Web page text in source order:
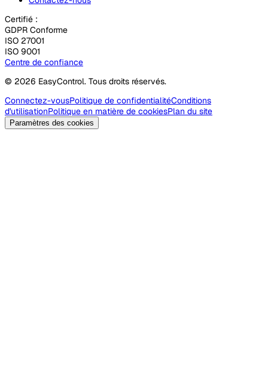
Certifié :
GDPR Conforme
ISO 27001
ISO 9001
Centre de confiance
© 2026 EasyControl. Tous droits réservés.
Connectez-vousPolitique de confidentialitéConditions
d'utilisationPolitique en matière de cookiesPlan du site
Paramètres des cookies